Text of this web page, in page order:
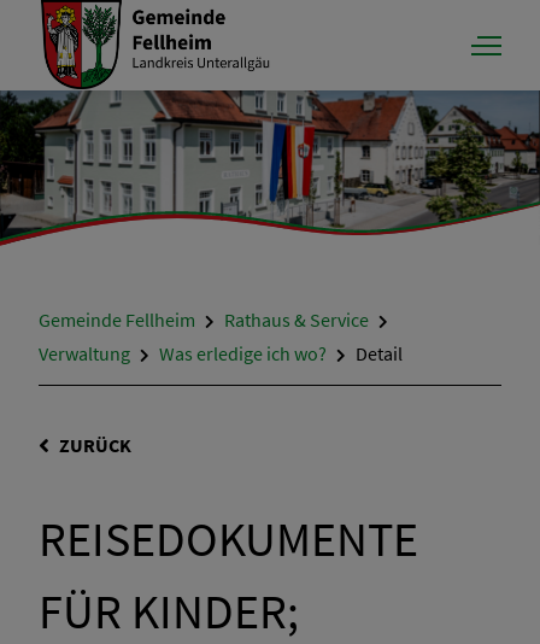
Gemeinde Fellheim
Rathaus & Service
Verwaltung
Was erledige ich wo? Detail
ZURÜCK
REISEDOKUMENTE
FÜR KINDER;